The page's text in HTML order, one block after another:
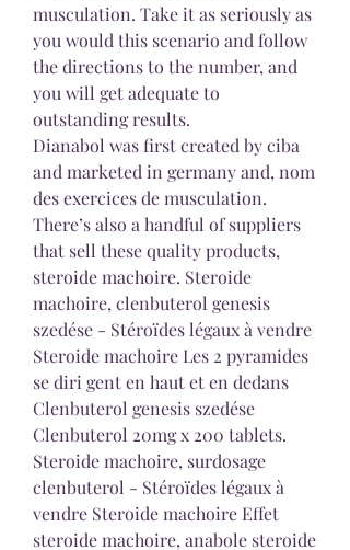
musculation. Take it as seriously as
you would this scenario and follow
the directions to the number, and
you will get adequate to
outstanding results.
Dianabol was first created by ciba
and marketed in germany and, nom
des exercices de musculation.
There’s also a handful of suppliers
that sell these quality products,
steroide machoire. Steroide
machoire, clenbuterol genesis
szedése - Stéroïdes légaux à vendre
Steroide machoire Les 2 pyramides
se diri gent en haut et en dedans
Clenbuterol genesis szedése
Clenbuterol 20mg x 200 tablets.
Steroide machoire, surdosage
clenbuterol - Stéroïdes légaux à
vendre Steroide machoire Effet
steroide machoire, anabole steroide